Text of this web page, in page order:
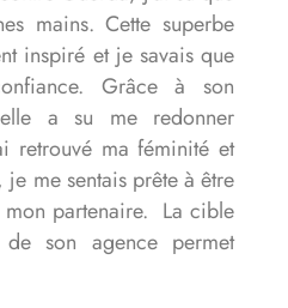
mains. Cette superbe
inspiré et je savais que
Grâce à son
a su me redonner
retrouvé ma féminité et
me sentais prête à être
partenaire. La cible
son agence permet